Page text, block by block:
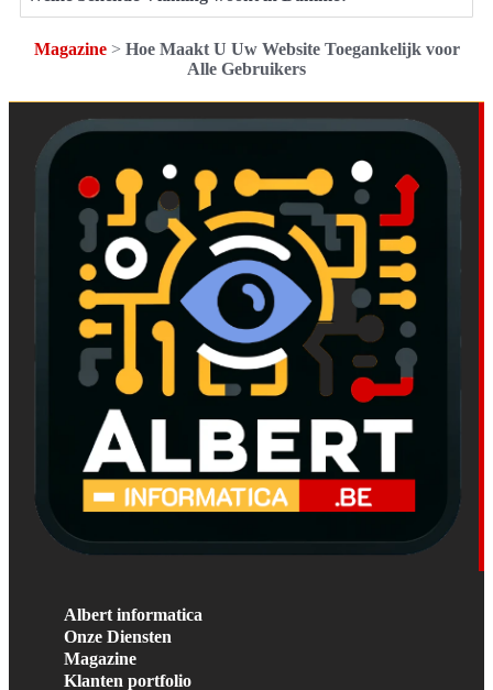
Magazine> Hoe Maakt U Uw Website Toegankelijk voor
Alle Gebruikers
Albert informatica
Onze Diensten
Magazine
Klanten portfolio